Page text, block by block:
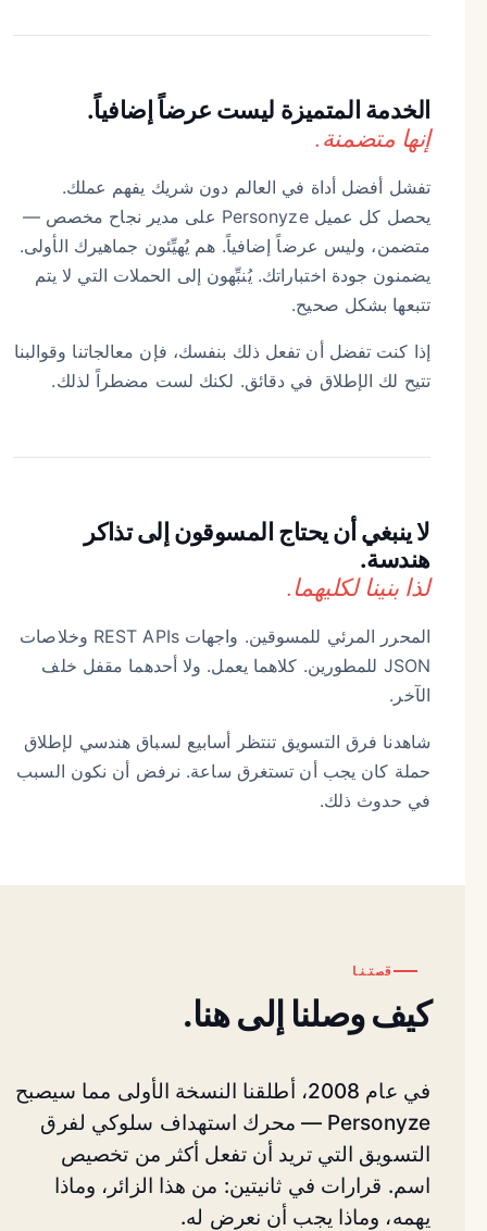
الخدمة المتميزة ليست عرضاً إضافياً.
إنها متضمنة.
تفشل أفضل أداة في العالم دون شريك يفهم عملك.
يحصل كل عميل Personyze على مدير نجاح مخصص —
متضمن، وليس عرضاً إضافياً. هم يُهيِّئون جماهيرك الأولى.
يضمنون جودة اختباراتك. يُنبِّهون إلى الحملات التي لا يتم
تتبعها بشكل صحيح.
إذا كنت تفضل أن تفعل ذلك بنفسك، فإن معالجاتنا وقوالبنا
تتيح لك الإطلاق في دقائق. لكنك لست مضطراً لذلك.
لا ينبغي أن يحتاج المسوقون إلى تذاكر
هندسة.
لذا بنينا لكليهما.
المحرر المرئي للمسوقين. واجهات REST APIs وخلاصات
JSON للمطورين. كلاهما يعمل. ولا أحدهما مقفل خلف
الآخر.
شاهدنا فرق التسويق تنتظر أسابيع لسباق هندسي لإطلاق
حملة كان يجب أن تستغرق ساعة. نرفض أن نكون السبب
في حدوث ذلك.
قصتنا
كيف وصلنا إلى هنا.
في عام 2008، أطلقنا النسخة الأولى مما سيصبح
Personyze — محرك استهداف سلوكي لفرق
التسويق التي تريد أن تفعل أكثر من تخصيص
اسم. قرارات في ثانيتين: من هذا الزائر، وماذا
يهمه، وماذا يجب أن نعرض له.